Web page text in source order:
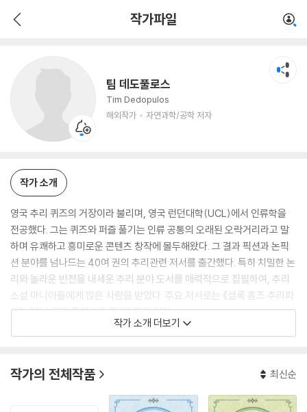
작가파일
팀 데도풀로스
Tim Dedopulos
해외작가
자연과학/공학 저자
자연과학/공학 저자
작가 소개
영국 추리 퀴즈의 거장이라 불리며, 영국 런던대학(UCL)에서 인류학을
전공했다. 그는 퀴즈와 퍼즐 풀기는 인류 공통의 오래된 오락거리라고 말
하며 유쾌하고 흥미로운 콘텐츠 창작에 몰두해왔다. 그 결과 픽션과 논픽
션 분야를 넘나드는 40여 권의 추리관련 저서를 출간했다. 특히 치밀한 논
리와 놀라운 반전을 내세운 추리 분야 도서를 매력적으로 집필하여, 추리
소설 마니아들에게 많은 사랑을 받았다. 주요 저서로는 《셜록 홈즈 추리파
일》, 《익스트림 틀린그림 찾기》 등이 있다.
작가 소개 더보기
작가의 전체작품 최신순